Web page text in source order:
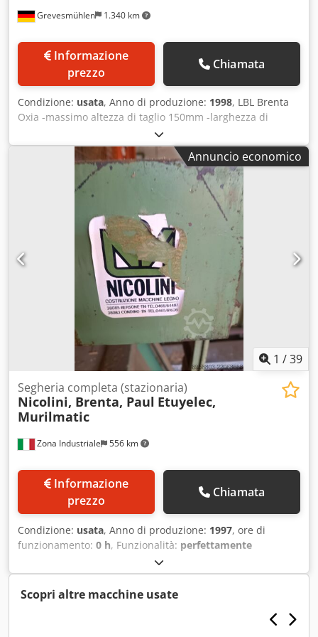
Grevesmühlen 1.340 km
prezzo
Chiamata
Condizione: usata, Anno di produzione: 1998, LBL Brenta
Oxia -massimo altezza di taglio 150mm -larghezza di
passaggio max. 1000mm -Sega multilama con attacco sega
fisso Dcodpfevw Rnbex Abyek
Annuncio economico
1 /39
Zona Industriale 556 km
Segheria completa (stazionaria)
Nicolini, Brenta, Paul Etuyelec,
Murilmatic
prezzo
Chiamata
Condizione: usata, Anno di produzione: 1997, ore di
funzionamento: 0 h, Funzionalità: perfettamente
, numero macchina/veicolo:
ALIMENTAZIONE DI LEGNAME TONDO e SEZIONATURA -
Alimentazione di legname tondo alla sega a nastro,
costruzione in due parti - Impianto di taglio a misura, 4-
4,5-5-5,5 metri (regolabile manualmente e senza scatti),
Scopri altre macchine usate